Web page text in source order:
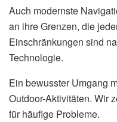
Auch modernste
an ihre Grenzen, die
Einschränkungen sind
Technologie.
Ein bewusster Umgang
Outdoor-Aktivitäten. Wir
für häufige Probleme.